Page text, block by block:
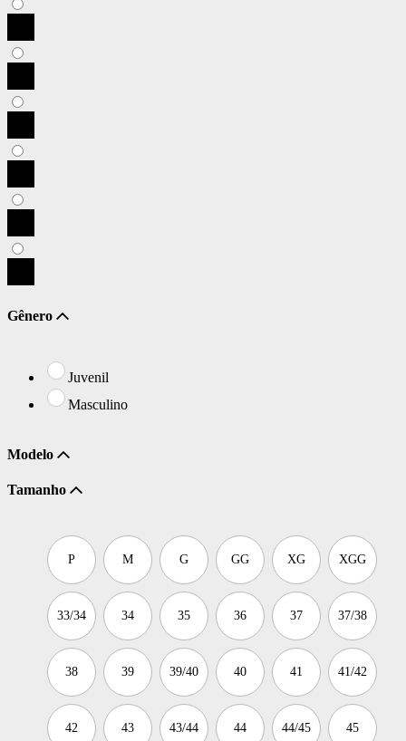
Gênero
Juvenil
Masculino
Modelo
Tamanho
P M G GG XG XGG
33/34 34 35 36 37 37/38
38 39 39/40 40 41 41/42
42 43 43/44 44 44/45 45